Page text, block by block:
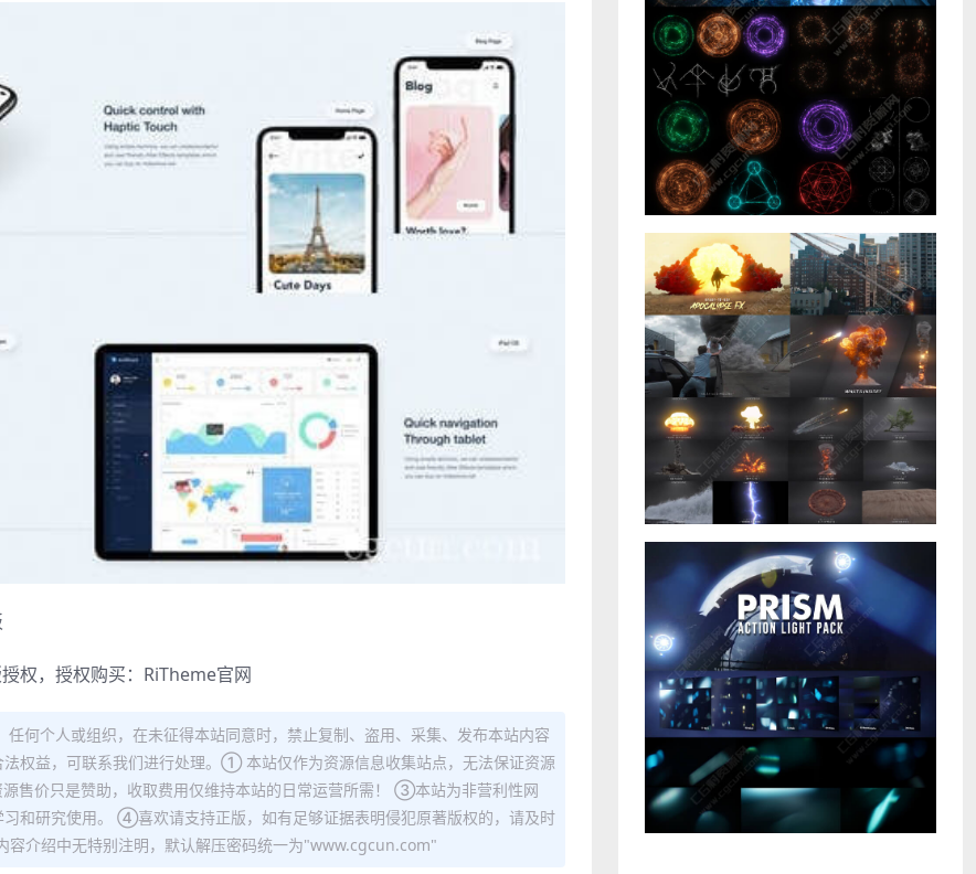
权，授权购买： RiTheme官网
何个人或组织，在未征得本站同意时，禁止复制、盗用、采集、发布本站内容
权益，可联系我们进行处理。① 本站仅作为资源信息收集站点，无法保证资源
售价只是赞助，收取费用仅维持本站的日常运营所需！ ③本站为非营利性网
和研究使用。 ④喜欢请支持正版，如有足够证据表明侵犯原著版权的，请及时
介绍中无特别注明，默认解压密码统一为"www.cgcun.com"